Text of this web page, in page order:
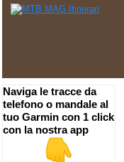
Naviga le tracce da
telefono o mandale al
tuo Garmin con 1 click
con la nostra app